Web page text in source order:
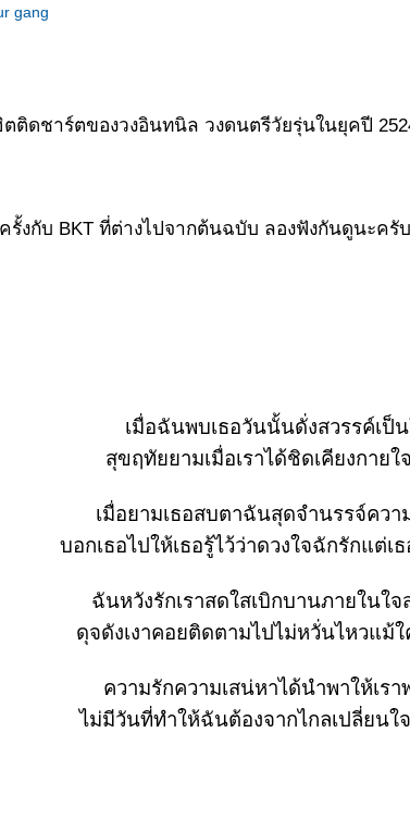
gang
ตติดชาร์ตของวงอินทนิล วงดนตรีวัยรุ่นในยุคปี
รั้งกับ BKT ที่ต่างไปจากต้นฉบับ ลองฟังกันดูนะค
เมื่อฉันพบเธอวันนั้นดั่งสวรรค์เป็
สุขฤทัยยามเมื่อเราได้ชิดเคียงกายใ
เมื่อยามเธอสบตาฉันสุดจำนรรจ์ควา
บอกเธอไปให้เธอรู้ไว้ว่าดวงใจฉักรักแต่เ
ฉันหวังรักเราสดใสเบิกบานภายในใจ
ดุจดังเงาคอยติดตามไปไม่หวั่นไหวแม้
ความรักความเสน่หาได้นำพาให้เร
ไม่มีวันที่ทำให้ฉันต้องจากไกลเปลี่ยนใ